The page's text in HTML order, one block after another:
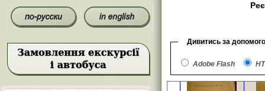
Дивитись за
Adobe Flash